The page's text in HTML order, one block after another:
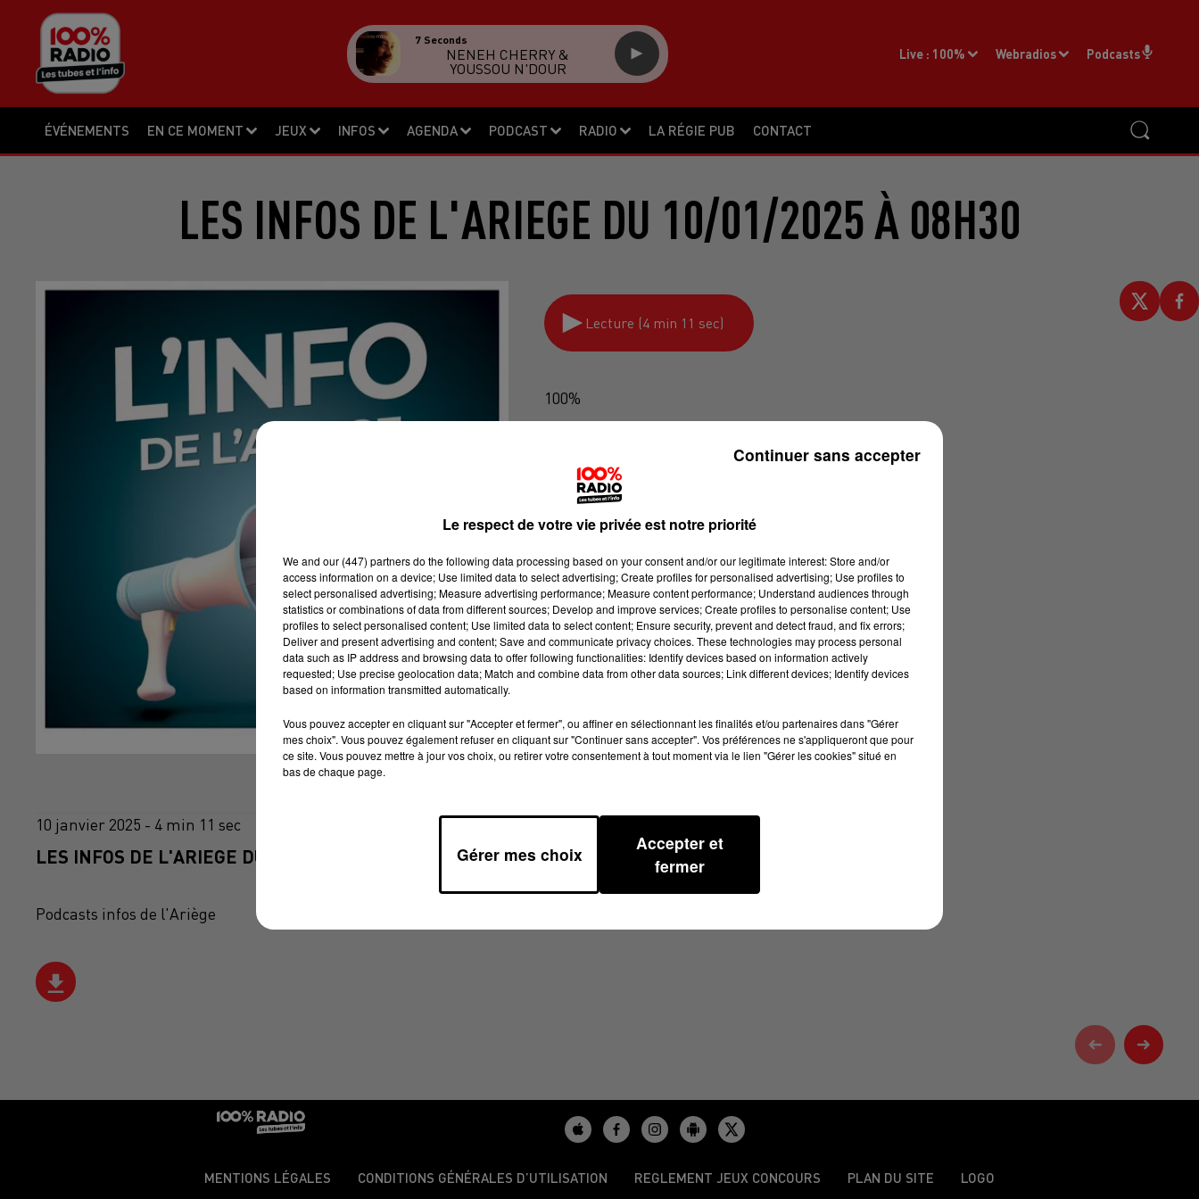
ÉVÉNEMENTS EN CE MOMENT JEUX INFOS AGENDA PODCAST RADIO LA RÉGIE PUB CONTACT
Live : 100% Webradios Podcasts
7 Seconds
NENEH CHERRY &
YOUSSOU N'DOUR
LES INFOS DE L'ARIEGE DU 10/01/2025 À 08H30
Lecture (4 min 11 sec)
100%
10 janvier 2025 - 4 min 11 sec
LES INFOS DE L'ARIEGE DU 10/01/2025 À 08H30
Podcasts infos de l'Ariège
MENTIONS LÉGALES CONDITIONS GÉNÉRALES D’UTILISATION REGLEMENT JEUX CONCOURS PLAN DU SITE LOGO
Le respect de votre vie privée est notre priorité
We and our (447) partnersdo the following data processing based on your consent and/or our legitimate interest: Store and/or
access information on a device; Use limited data to select advertising; Create profiles for personalised advertising; Use profiles to
select personalised advertising; Measure advertising performance; Measure content performance; Understand audiences through
statistics or combinations of data from different sources; Develop and improve services; Create profiles to personalise content; Use
profiles to select personalised content; Use limited data to select content; Ensure security, prevent and detect fraud, and fix errors;
Deliver and present advertising and content; Save and communicate privacy choices. These technologies may process personal
data such as IP address and browsing data to offer following functionalities: Identify devices based on information actively
requested; Use precise geolocation data; Match and combine data from other data sources; Link different devices; Identify devices
based on information transmitted automatically.
Vous pouvez accepter en cliquant sur "Accepter et fermer", ou affiner en sélectionnant les finalités et/ou partenaires dans "Gérer
mes choix". Vous pouvez également refuser en cliquant sur "Continuer sans accepter". Vos préférences ne s'appliqueront que pour
ce site. Vous pouvez mettre à jour vos choix, ou retirer votre consentement à tout moment via le lien "Gérer les cookies" situé en
bas de chaque page.
Gérer mes choix
Accepter et
fermer
Continuer sans accepter